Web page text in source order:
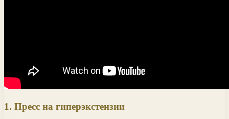
1. Пресс на гиперэкстензии